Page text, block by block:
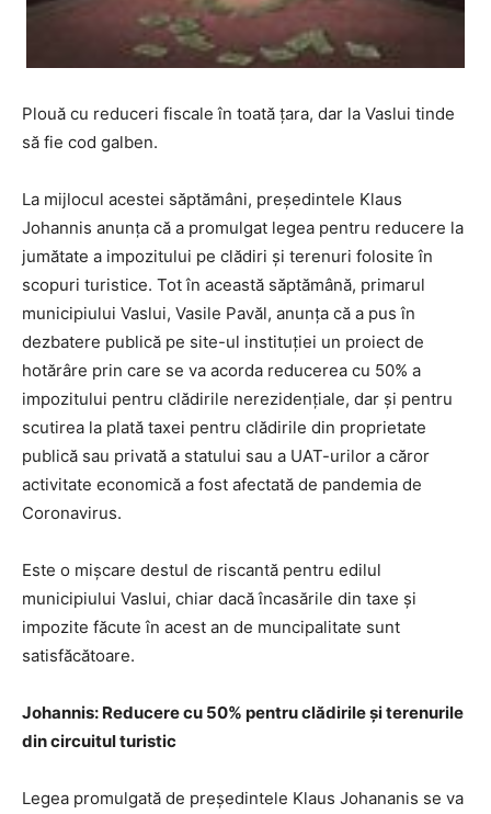
Plouă cu reduceri fiscale în toată țara, dar la Vaslui tinde
să fie cod galben.
La mijlocul acestei săptămâni, președintele Klaus
Johannis anunța că a promulgat legea pentru reducere la
jumătate a impozitului pe clădiri și terenuri folosite în
scopuri turistice. Tot în această săptămână, primarul
municipiului Vaslui, Vasile Pavăl, anunța că a pus în
dezbatere publică pe site-ul instituției un proiect de
hotărâre prin care se va acorda reducerea cu 50% a
impozitului pentru clădirile nerezidențiale, dar și pentru
scutirea la plată taxei pentru clădirile din proprietate
publică sau privată a statului sau a UAT-urilor a căror
activitate economică a fost afectată de pandemia de
Coronavirus.
Este o mișcare destul de riscantă pentru edilul
municipiului Vaslui, chiar dacă încasările din taxe și
impozite făcute în acest an de muncipalitate sunt
satisfăcătoare.
Johannis: Reducere cu 50% pentru clădirile și terenurile
din circuitul turistic
Legea promulgată de președintele Klaus Johananis se va